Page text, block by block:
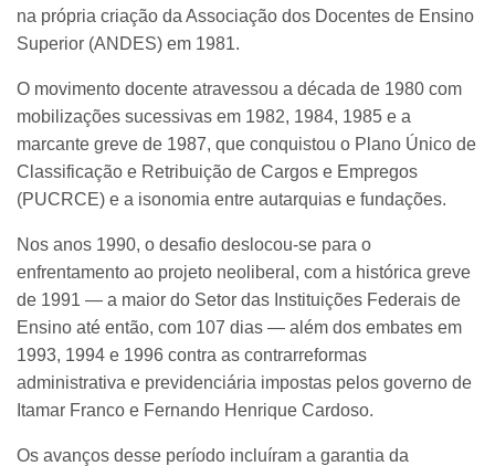
na própria criação da Associação dos Docentes de Ensino
Superior (ANDES) em 1981.
O movimento docente atravessou a década de 1980 com
mobilizações sucessivas em 1982, 1984, 1985 e a
marcante greve de 1987, que conquistou o Plano Único de
Classificação e Retribuição de Cargos e Empregos
(PUCRCE) e a isonomia entre autarquias e fundações.
Nos anos 1990, o desafio deslocou-se para o
enfrentamento ao projeto neoliberal, com a histórica greve
de 1991 — a maior do Setor das Instituições Federais de
Ensino até então, com 107 dias — além dos embates em
1993, 1994 e 1996 contra as contrarreformas
administrativa e previdenciária impostas pelos governo de
Itamar Franco e Fernando Henrique Cardoso.
Os avanços desse período incluíram a garantia da